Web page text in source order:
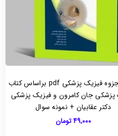
دانلود جزوه فیزیک پزشکی pdf براساس کتاب
پزشکی جان کامرون و فیزیک پزشکی
دکتر عقابیان + نمونه سوال
49,000 تومان